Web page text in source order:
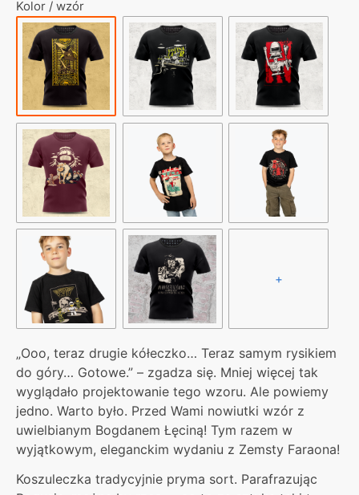
sztuka
taki
trójkąt
postawić
Kolor / wzór
+
„Ooo, teraz drugie kółeczko… Teraz samym rysikiem
do góry… Gotowe.” – zgadza się. Mniej więcej tak
wyglądało projektowanie tego wzoru. Ale powiemy
jedno. Warto było. Przed Wami nowiutki wzór z
uwielbianym Bogdanem Łęciną! Tym razem w
wyjątkowym, eleganckim wydaniu z Zemsty Faraona!
Koszuleczka tradycyjnie pryma sort. Parafrazując